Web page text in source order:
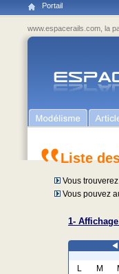
Portail
www.espacerails.com, la
Liste
Vous
Vous pouvez
1-
L M